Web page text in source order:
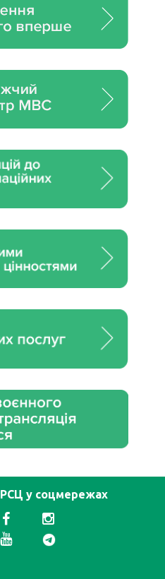
РСЦ у соцмережах